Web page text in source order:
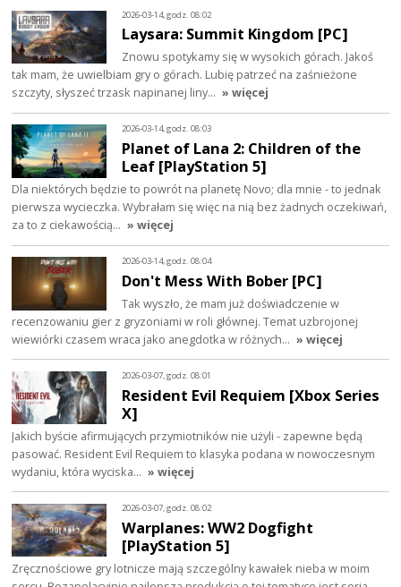
2026-03-14, godz. 08:02
Laysara: Summit Kingdom [PC]
Znowu spotykamy się w wysokich górach. Jakoś
tak mam, że uwielbiam gry o górach. Lubię patrzeć na zaśnieżone
szczyty, słyszeć trzask napinanej liny… » więcej
2026-03-14, godz. 08:03
Planet of Lana 2: Children of the
Leaf [PlayStation 5]
Dla niektórych będzie to powrót na planetę Novo; dla mnie - to jednak
pierwsza wycieczka. Wybrałam się więc na nią bez żadnych oczekiwań,
za to z ciekawością… » więcej
2026-03-14, godz. 08:04
Don't Mess With Bober [PC]
Tak wyszło, że mam już doświadczenie w
recenzowaniu gier z gryzoniami w roli głównej. Temat uzbrojonej
wiewiórki czasem wraca jako anegdotka w różnych… » więcej
2026-03-07, godz. 08:01
Resident Evil Requiem [Xbox Series
X]
Jakich byście afirmujących przymiotników nie użyli - zapewne będą
pasować. Resident Evil Requiem to klasyka podana w nowoczesnym
wydaniu, która wyciska… » więcej
2026-03-07, godz. 08:02
Warplanes: WW2 Dogfight
[PlayStation 5]
Zręcznościowe gry lotnicze mają szczególny kawałek nieba w moim